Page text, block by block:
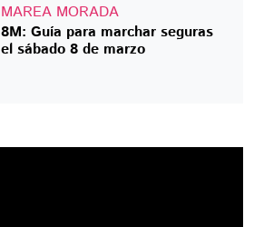
MAREA MORADA
8M: Guía para marchar seguras
el sábado 8 de marzo